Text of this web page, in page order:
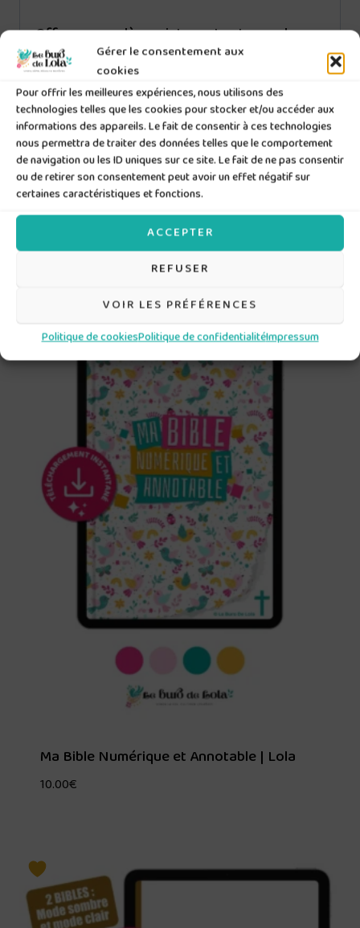
Gérer le consentement aux
cookies
Pour offrir les meilleures expériences, nous utilisons des
technologies telles que les cookies pour stocker et/ou accéder aux
informations des appareils. Le fait de consentir à ces technologies
nous permettra de traiter des données telles que le comportement
de navigation ou les ID uniques sur ce site. Le fait de ne pas consentir
ou de retirer son consentement peut avoir un effet négatif sur
certaines caractéristiques et fonctions.
ACCEPTER
REFUSER
VOIR LES PRÉFÉRENCES
Politique de cookiesPolitique de confidentialitéImpressum
Offrez-vous dès maintenant cet agenda
numérique, pour une organisation sans faille.
Téléchargez-le dès aujourd’hui et
commencez à planifier votre vie de manière
efficace et élégante.
N’hésitez pas à me contacter si vous avez
des questions. Je suis toujours là pour vous
aider.
Produits similaires
Ma Bible Numérique et Annotable | Lola
10.00€